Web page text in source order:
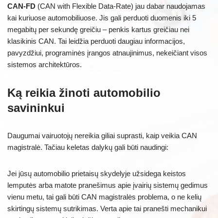
CAN-FD (CAN with Flexible Data-Rate) jau dabar naudojamas
kai kuriuose automobiliuose. Jis gali perduoti duomenis iki 5
megabitų per sekundę greičiu – penkis kartus greičiau nei
klasikinis CAN. Tai leidžia perduoti daugiau informacijos,
pavyzdžiui, programinės įrangos atnaujinimus, nekeičiant visos
sistemos architektūros.
Ką reikia žinoti automobilio
savininkui
Daugumai vairuotojų nereikia giliai suprasti, kaip veikia CAN
magistralė. Tačiau keletas dalykų gali būti naudingi:
Jei jūsų automobilio prietaisų skydelyje užsidega keistos
lemputės arba matote pranešimus apie įvairių sistemų gedimus
vienu metu, tai gali būti CAN magistralės problema, o ne kelių
skirtingų sistemų sutrikimas. Verta apie tai pranešti mechanikui